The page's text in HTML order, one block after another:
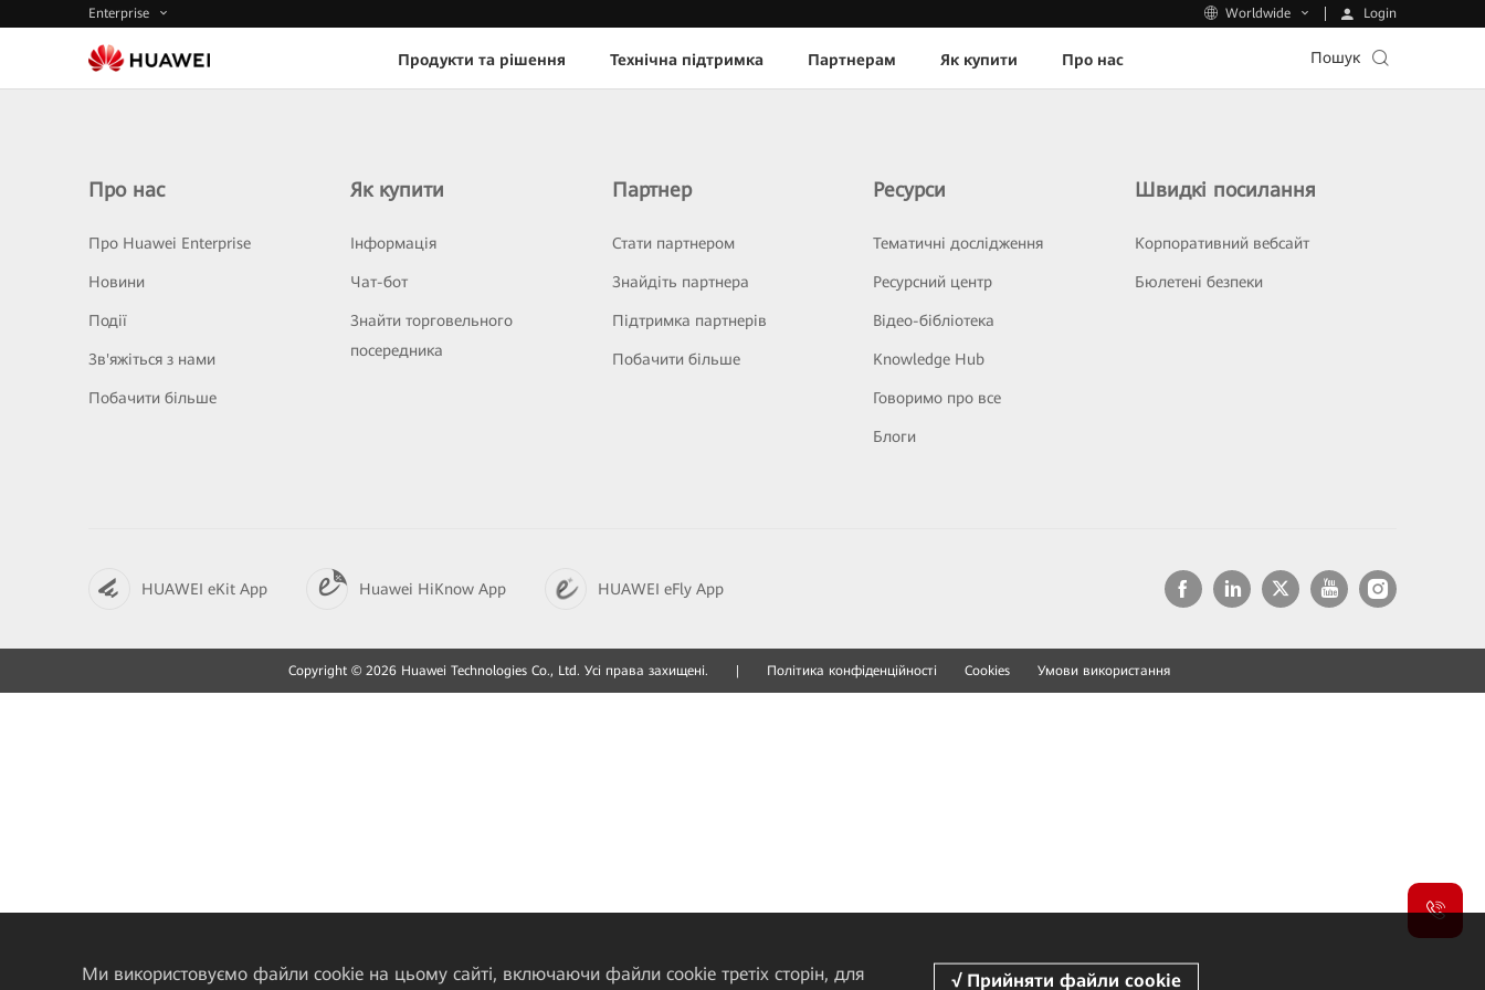
Enterprise Worldwide Login
Продукти та рішення Технічна підтримка Партнерам Як купити Про нас Пошук
Про нас
Про Huawei Enterprise
Новини
Події
Зв'яжіться з нами
Побачити більше
Як купити
Інформація
Чат-бот
Знайти торговельного
посередника
Партнер
Стати партнером
Знайдіть партнера
Підтримка партнерів
Побачити більше
Ресурси
Тематичні дослідження
Ресурсний центр
Відео-бібліотека
Knowledge Hub
Говоримо про все
Блоги
Швидкі посилання
Корпоративний вебсайт
Бюлетені безпеки
HUAWEI eKit App Huawei HiKnow App HUAWEI eFly App
Copyright © 2026 Huawei Technologies Co., Ltd. Усі права захищені. Політика конфіденційності Cookies Умови використання
Ми використовуємо файли cookie на цьому сайті, включаючи файли cookie третіх сторін, для